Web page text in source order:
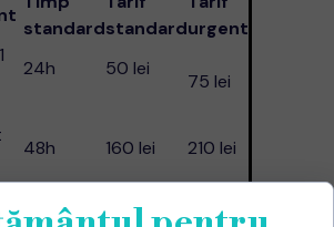
standardstandardurgent
24h 50 lei
75 lei
48h 160 lei
210 lei
6h 50 lei
75 lei